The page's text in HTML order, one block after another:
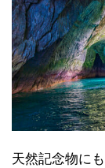
天然記念物に